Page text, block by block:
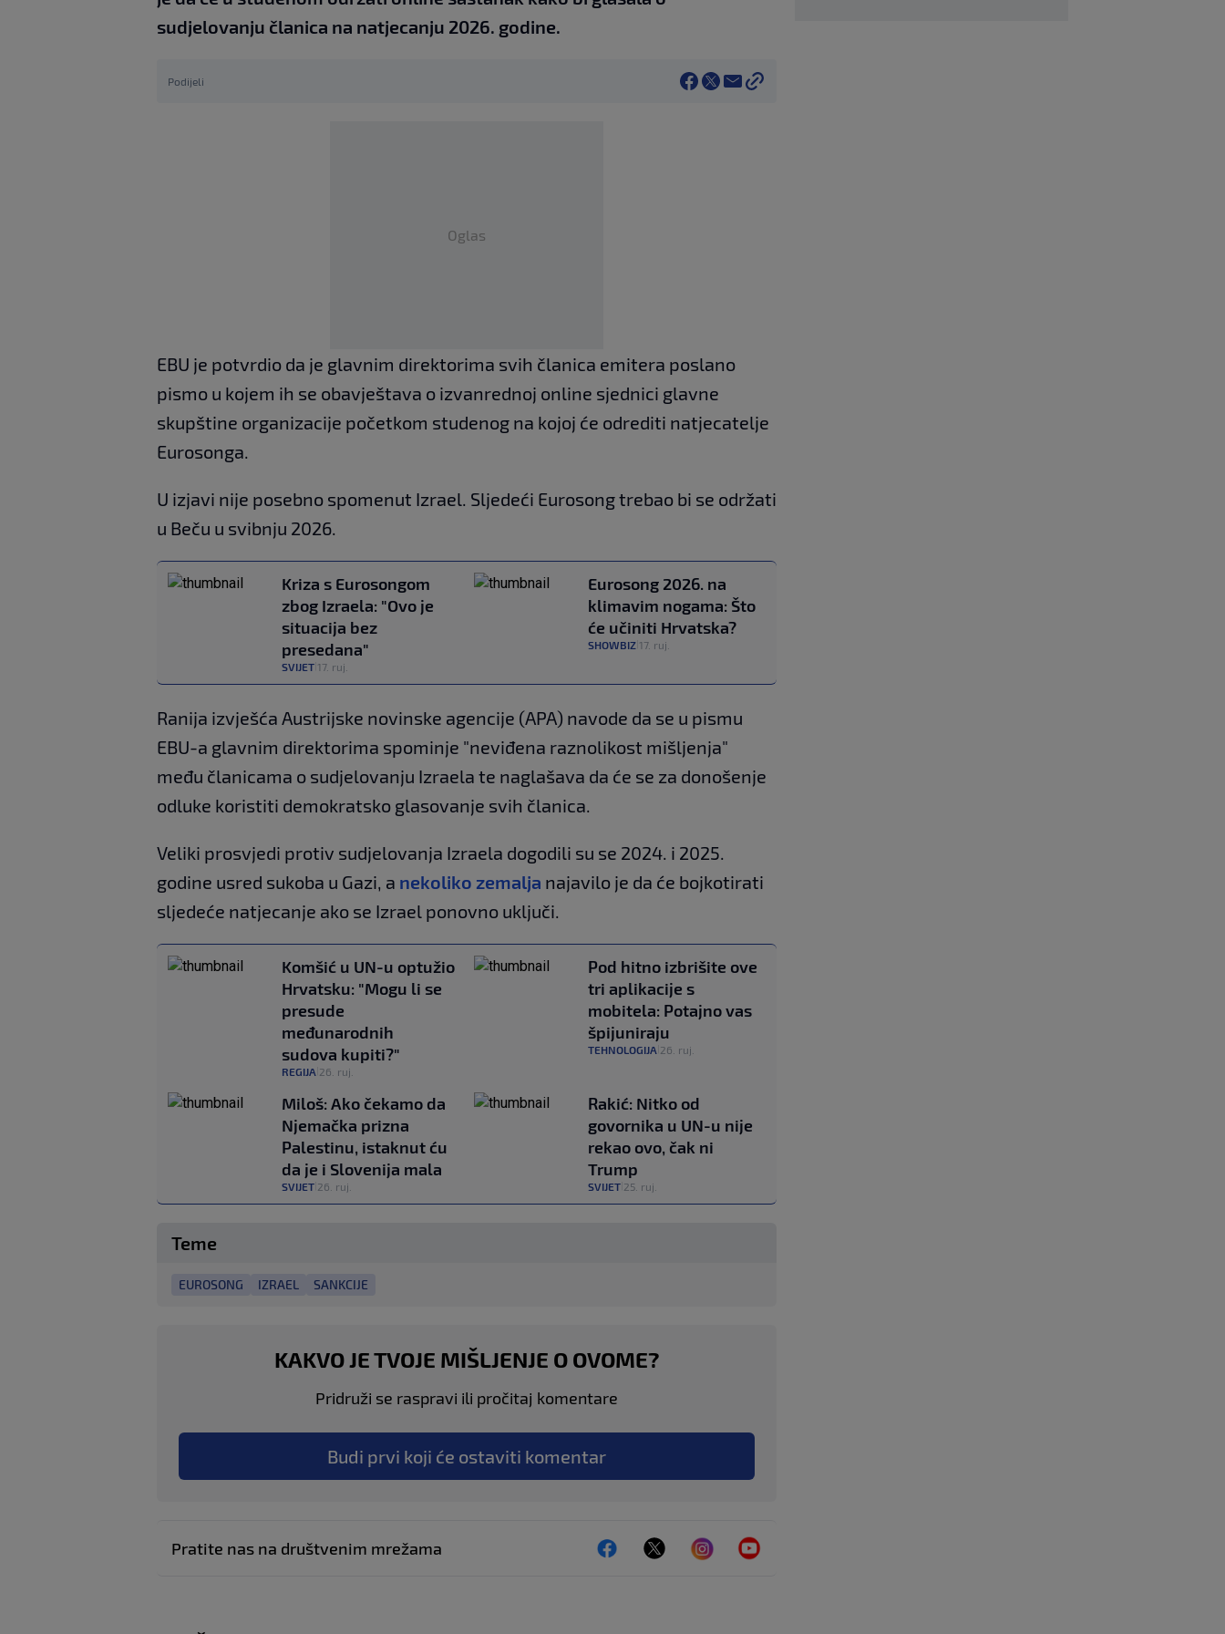
sudjelovanju članica na natjecanju 2026. godine.
Podijeli
Oglas
EBU je potvrdio da je glavnim direktorima svih članica emitera poslano
pismo u kojem ih se obavještava o izvanrednoj online sjednici glavne
skupštine organizacije početkom studenog na kojoj će odrediti natjecatelje
Eurosonga.
U izjavi nije posebno spomenut Izrael. Sljedeći Eurosong trebao bi se održati
u Beču u svibnju 2026.
Kriza s Eurosongom
zbog Izraela: "Ovo je
situacija bez
presedana"
SVIJET 17. ruj.
Eurosong 2026. na
klimavim nogama: Što
će učiniti Hrvatska?
SHOWBIZ 17. ruj.
Ranija izvješća Austrijske novinske agencije (APA) navode da se u pismu
EBU-a glavnim direktorima spominje "neviđena raznolikost mišljenja"
među članicama o sudjelovanju Izraela te naglašava da će se za donošenje
odluke koristiti demokratsko glasovanje svih članica.
Veliki prosvjedi protiv sudjelovanja Izraela dogodili su se 2024. i 2025.
godine usred sukoba u Gazi, a nekoliko zemalja najavilo je da će bojkotirati
sljedeće natjecanje ako se Izrael ponovno uključi.
Komšić u UN-u optužio
Hrvatsku: "Mogu li se
presude
međunarodnih
sudova kupiti?"
REGIJA 26. ruj.
Pod hitno izbrišite ove
tri aplikacije s
mobitela: Potajno vas
špijuniraju
TEHNOLOGIJA 26. ruj.
Miloš: Ako čekamo da
Njemačka prizna
Palestinu, istaknut ću
da je i Slovenija mala
SVIJET 26. ruj.
Rakić: Nitko od
govornika u UN-u nije
rekao ovo, čak ni
Trump
SVIJET 25. ruj.
Teme
EUROSONG IZRAEL SANKCIJE
KAKVO JE TVOJE MIŠLJENJE O OVOME?
Pridruži se raspravi ili pročitaj komentare
Budi prvi koji će ostaviti komentar
Pratite nas na društvenim mrežama